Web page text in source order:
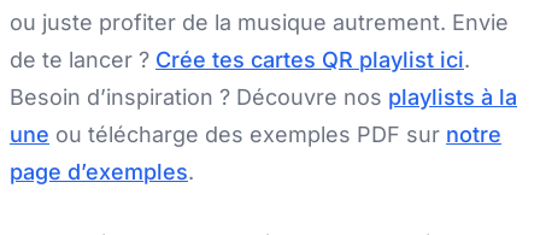
ou juste profiter de la musique autrement. Envie
de te lancer ? Crée tes cartes QR playlist ici.
Besoin d’inspiration ? Découvre nos playlists à la
une ou télécharge des exemples PDF sur notre
page d’exemples.